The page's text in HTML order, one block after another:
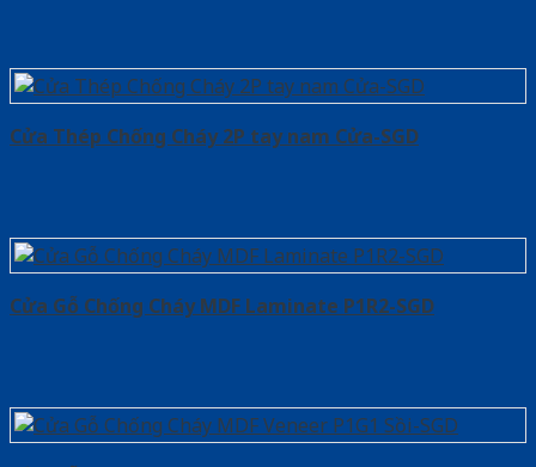
Cửa Thép Chống Cháy 2P tay nam Cửa-SGD
Cửa Gỗ Chống Cháy MDF Laminate P1R2-SGD